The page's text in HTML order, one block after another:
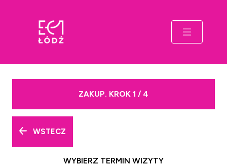
WSTECZ
ZAKUP. KROK 1 / 4
WYBIERZ TERMIN WIZYTY